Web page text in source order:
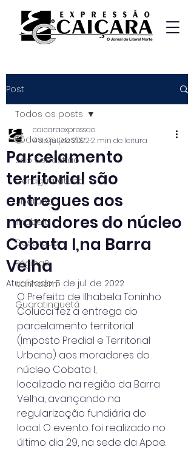
Post
Todos os posts
São Sebastião
Caraguatatuba
Ubatuba
Ilhabela
Destaque
Página2
Itanhaém
Guaratinguetá
Todos os posts
Parcelamento
territorial são
entregues aos
moradores do núcleo
Cobata I,na Barra
Velha
caicaraexpressao
4 de jul. de 20222 min de leitura
Atualizado:5 de jul. de 2022
O Prefeito de Ilhabela Toninho
Colucci fez a entrega do
parcelamento territorial
(Imposto Predial e Territorial
Urbano) aos moradores do
núcleo Cobata I,
localizado na região da Barra
Velha, avançando na
regularização fundiária do
local. O evento foi realizado no
último dia 29, na sede da Apae.